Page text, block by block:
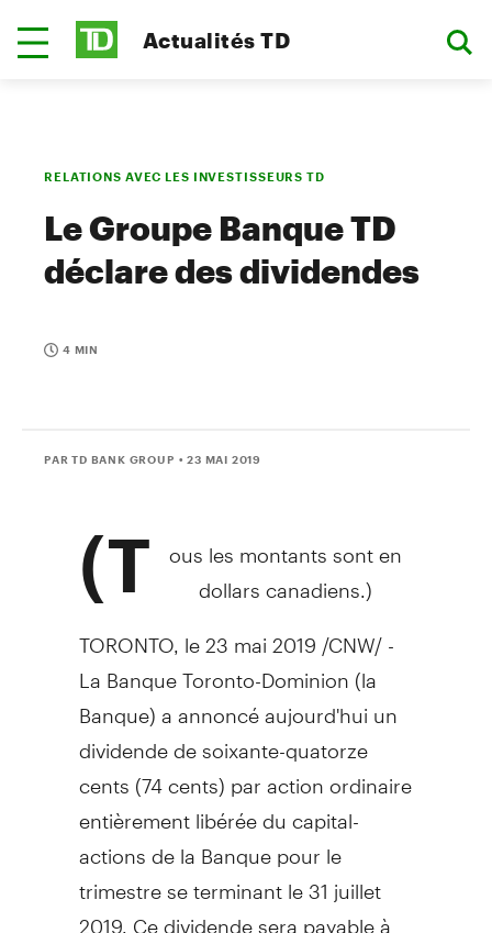
Actualités TD
RELATIONS AVEC LES INVESTISSEURS TD
Le Groupe Banque TD
déclare des dividendes
4 MIN
PAR TD BANK GROUP • 23 MAI 2019
(T ous les montants sont en
dollars canadiens.)
TORONTO, le 23 mai 2019 /CNW/ -
La Banque Toronto-Dominion (la
Banque) a annoncé aujourd'hui un
dividende de soixante-quatorze
cents (74 cents) par action ordinaire
entièrement libérée du capital-
actions de la Banque pour le
trimestre se terminant le 31 juillet
2019. Ce dividende sera payable à